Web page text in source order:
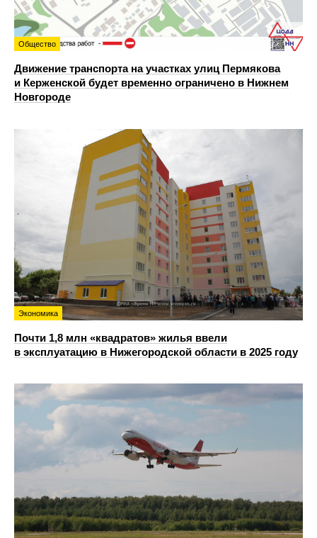
Общество
Движение транспорта на участках улиц Пермякова
и Керженской будет временно ограничено в Нижнем
Новгороде
Экономика
Почти 1,8 млн «квадратов» жилья ввели
в эксплуатацию в Нижегородской области в 2025 году